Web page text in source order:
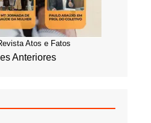
Atos e Fatos
Anteriores